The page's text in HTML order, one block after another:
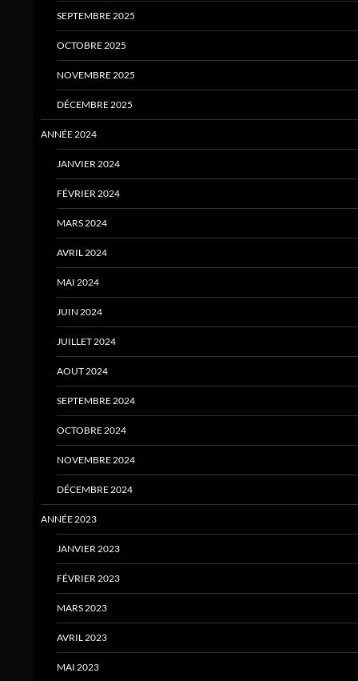
SEPTEMBRE 2025
OCTOBRE 2025
NOVEMBRE 2025
DÉCEMBRE 2025
ANNÉE 2024
JANVIER 2024
FÉVRIER 2024
MARS 2024
AVRIL 2024
MAI 2024
JUIN 2024
JUILLET 2024
AOUT 2024
SEPTEMBRE 2024
OCTOBRE 2024
NOVEMBRE 2024
DÉCEMBRE 2024
ANNÉE 2023
JANVIER 2023
FÉVRIER 2023
MARS 2023
AVRIL 2023
MAI 2023